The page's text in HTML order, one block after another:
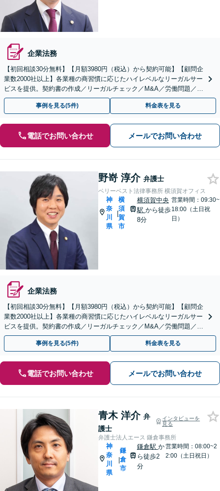
企業法務
【初回相談30分無料】【月額3980円（税込）から契約可能】【顧問企
業数2000社以上】各業種の商習慣に応じたハイレベルなリーガルサー
ビスを提供。契約書の作成／リーガルチェック／M&A／労働問題／知
的財産等、お任せください【他士業連携可能】
事例を見る(5件) 料金表を見る
電話でお問い合わせ メールでお問い合わせ
野嵜 淳介 弁護士
ベリーベスト法律事務所 横須賀オフィス
神
奈
川
県
|
横
須
賀
市
横須賀中央
駅 から徒歩
8分
営業時間：09:30~
18:00（土日祝
日）
企業法務
【初回相談30分無料】【月額3980円（税込）から契約可能】【顧問企
業数2000社以上】各業種の商習慣に応じたハイレベルなリーガルサー
ビスを提供。契約書の作成／リーガルチェック／M&A／労働問題／知
的財産等、お任せください【他士業連携可能】
事例を見る(5件) 料金表を見る
電話でお問い合わせ メールでお問い合わせ
青木 洋介 弁
護士
インタビューを
見る
弁護士法人エース 鎌倉事務所
神
奈
川
県
|
鎌
倉
市
鎌倉駅 か
ら徒歩2
分
営業時間：08:00~2
2:00（土日祝日）